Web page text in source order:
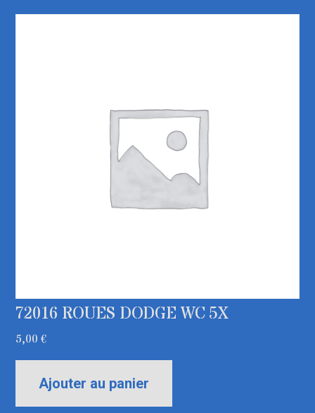
72016 ROUES DODGE WC 5X
5,00€
Ajouter au panier